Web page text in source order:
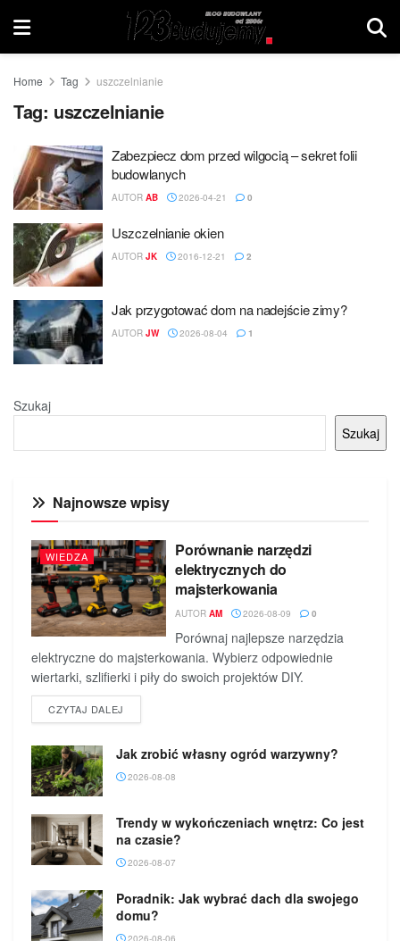
Home Tag uszczelnianie
Tag: uszczelnianie
Zabezpiecz dom przed wilgocią – sekret folii
budowlanych
AUTOR AB 2026-04-21 0
Uszczelnianie okien
AUTOR JK 2016-12-21 2
Jak przygotować dom na nadejście zimy?
AUTOR JW 2026-08-04 1
Szukaj
Szukaj
Najnowsze wpisy
WIEDZA
Porównanie narzędzi
elektrycznych do
majsterkowania
AUTOR AM 2026-08-09 0
Porównaj najlepsze narzędzia
elektryczne do majsterkowania. Wybierz odpowiednie
wiertarki, szlifierki i piły do swoich projektów DIY.
CZYTAJ DALEJ
Jak zrobić własny ogród warzywny?
2026-08-08
Trendy w wykończeniach wnętrz: Co jest
na czasie?
2026-08-07
Poradnik: Jak wybrać dach dla swojego
domu?
2026-08-06